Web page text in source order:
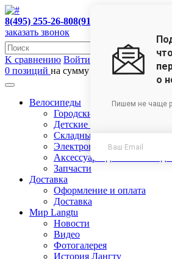
о
Пишем не чаще
8(495) 255-26-808(910)473-35-18
заказать звонок
K сравнению Войти в ЛК
0 позиций на сумму 0 руб.
Велосипеды
Городские велосипеды
Детские велосипеды
Складные велосипеды
Электровелосипеды
Аксессуары для велосипедов
Запчасти
Доставка
Оформление и оплата
Доставка
Мир Langtu
Новости
Видео
Фотогалерея
История Лангту